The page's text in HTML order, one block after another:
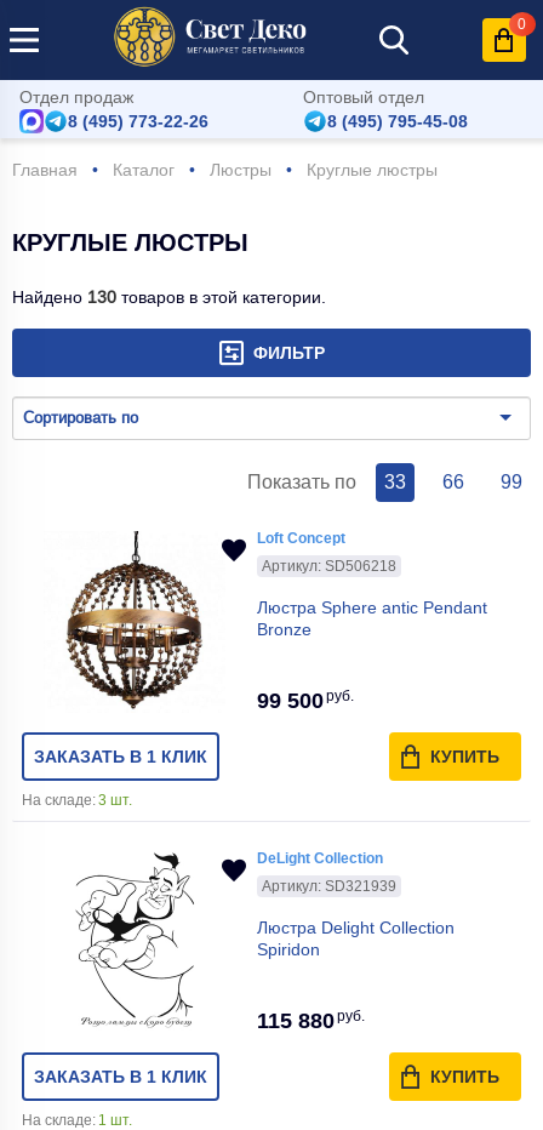
0
Отдел продаж
8 (495) 773-22-26
Оптовый отдел
8 (495) 795-45-08
Главная Каталог Люстры Круглые люстры
КРУГЛЫЕ ЛЮСТРЫ
Найдено 130 товаров в этой категории.
ФИЛЬТР
Сортировать по
Показать по 33 66 99
Loft Concept
Артикул: SD506218
Люстра Sphere antic Pendant
Bronze
99 500руб.
ЗАКАЗАТЬ В 1 КЛИК КУПИТЬ
На складе:3 шт.
DeLight Collection
Артикул: SD321939
Люстра Delight Collection
Spiridon
115 880руб.
ЗАКАЗАТЬ В 1 КЛИК КУПИТЬ
На складе: 1 шт.